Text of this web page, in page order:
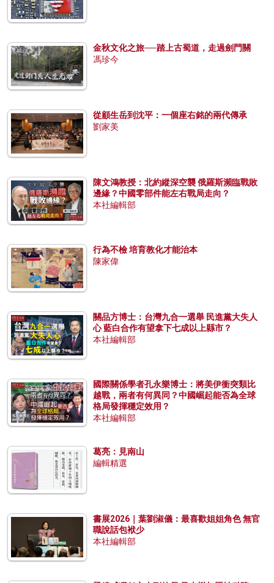
金秋文化之旅──踏上古蜀道，走過劍門關
馮珍今
從顧生岳到沈平：一個座右銘的兩代傳承
劉家美
陳文鴻教授：北約縱深空襲 俄羅斯瀕臨戰敗
邊緣？中國零部件能左右戰局走向？
本社編輯部
行為不檢 培育教化才能治本
陳家偉
關品方博士：台灣九合一選舉 民進黨大失人
心 藍白合作有望拿下七成以上縣市？
本社編輯部
國際關係學者孔永樂博士：將美伊衝突類比
越戰，兩者有何異同？中國崛起能否為全球
格局發揮穩定效用？
本社編輯部
葛亮：見南山
編輯精選
書展2026｜葉劉淑儀：最喜歡姐姐角色 無官
職說話包袱少
本社編輯部